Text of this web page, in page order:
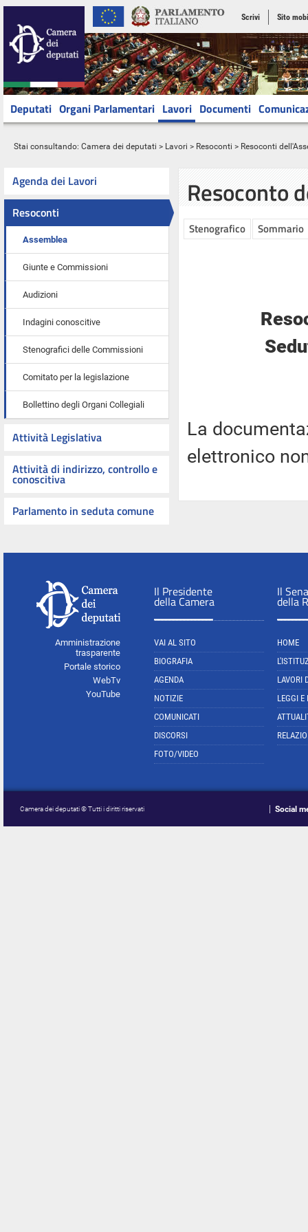
Scrivi Sito
Deputati Organi Parlamentari Lavori Documenti
Stai consultando: Camera dei deputati > Lavori > Resoconti > Resoconti
Agenda dei Lavori
Resoconti
Assemblea
Giunte e Commissioni
Audizioni
Indagini conoscitive
Stenografici delle Commissioni
Comitato per la legislazione
Bollettino degli Organi Collegiali
Attività Legislativa
Attività di indirizzo, controllo e
conoscitiva
Parlamento in seduta comune
Resoconto
Stenografico Sommario
La
elettronico
Amministrazione
trasparente
Portale storico
WebTv
YouTube
Il Presidente
della Camera
VAI AL SITO
BIOGRAFIA
AGENDA
NOTIZIE
COMUNICATI
DISCORSI
FOTO/VIDEO
Il
della
HOME
LAVORI
LEGGI E
Camera dei deputati © Tutti i diritti riservati Social